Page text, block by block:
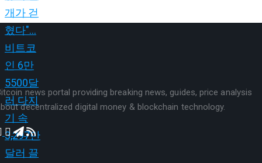
news portal providing breaking news, guides, price analysis
decentralized digital money & blockchain technology.